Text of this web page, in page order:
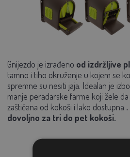
Gnijezdo je izrađeno od izdržljive
tamno i tiho okruženje u kojem se
spremne su nesiti jaja. Idealan je
manje peradarske farme koji žele da
zaštićena od kokoši i lako dostupna
dovoljno za tri do pet kokoši.